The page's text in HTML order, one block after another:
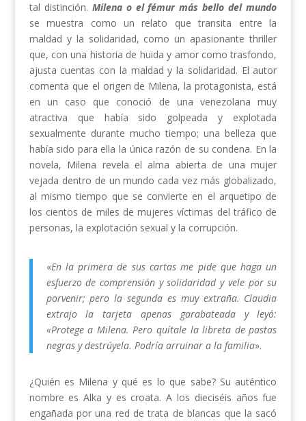
tal distinción. Milena o el fémur más bello del mundo
se muestra como un relato que transita entre la
maldad y la solidaridad, como un apasionante thriller
que, con una historia de huida y amor como trasfondo,
ajusta cuentas con la maldad y la solidaridad. El autor
comenta que el origen de Milena, la protagonista, está
en un caso que conoció de una venezolana muy
atractiva que había sido golpeada y explotada
sexualmente durante mucho tiempo; una belleza que
había sido para ella la única razón de su condena. En la
novela, Milena revela el alma abierta de una mujer
vejada dentro de un mundo cada vez más globalizado,
al mismo tiempo que se convierte en el arquetipo de
los cientos de miles de mujeres víctimas del tráfico de
personas, la explotación sexual y la corrupción.
«En la primera de sus cartas me pide que haga un
esfuerzo de comprensión y solidaridad y vele por su
porvenir; pero la segunda es muy extraña. Claudia
extrajo la tarjeta apenas garabateada y leyó:
«Protege a Milena. Pero quítale la libreta de pastas
negras y destrúyela. Podría arruinar a la familia».
¿Quién es Milena y qué es lo que sabe? Su auténtico
nombre es Alka y es croata. A los dieciséis años fue
engañada por una red de trata de blancas que la sacó